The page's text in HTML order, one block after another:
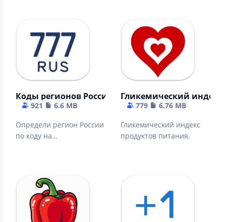
Коды регионов России
921
6.6 MB
Определи регион России
по коду на
Гликемический индекс
779
6.76 MB
Гликемический индекс
продуктов питания.